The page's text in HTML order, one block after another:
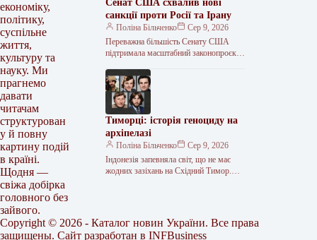
економіку,
політику,
суспільне
життя,
культуру та
науку. Ми
прагнемо
давати
читачам
структурован
у й повну
картину подій
в країні.
Щодня —
свіжа добірка
головного без
зайвого.
Сенат США схвалив нові
санкції проти Росії та Ірану
Поліна Більченко
Сер 9, 2026
Переважна більшість Сенату США
підтримала масштабний законопроєкт
розроблений покійним сенатором
Ліндсі Гремом, тепер має розглянути
Тиморці: історія геноциду на
архіпелазі
Поліна Більченко
Сер 9, 2026
Індонезія запевняла світ, що не має
жодних зазіхань на Східний Тимор.
Copyright © 2026 - Каталог новин України. Все права
защищены. Сайт разработан в INFBusiness